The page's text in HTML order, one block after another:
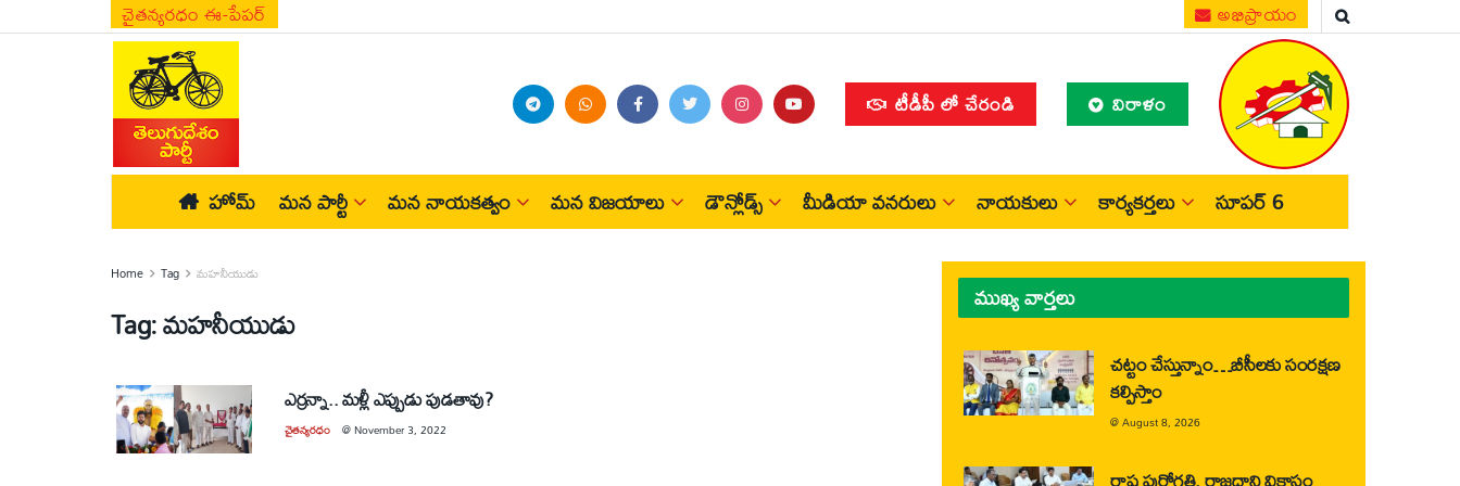
చైతన్యరధం ఈ-పేపర్ అభిప్రాయం
టీడీపీ లో చేరండి విరాళం
హోమ్ మన పార్టీ మన నాయకత్వం మన విజయాలు డౌన్లోడ్స్ మీడియా వనరులు నాయకులు కార్యకర్తలు సూపర్ 6
Home Tag మహనీయుడు
Tag:మహనీయుడు
ఎర్రన్నా.. మళ్లీ ఎప్పుడు పుడతావు?
చైతన్యరధం @November 3, 2022
ముఖ్య వార్తలు
చట్టం చేస్తున్నాం…బీసీలకు సంరక్షణ
కల్పిస్తాం
@August 8, 2026